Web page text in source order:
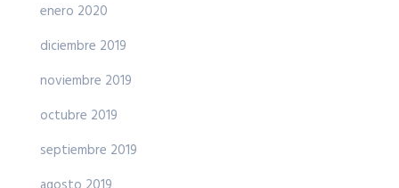
enero 2020
diciembre 2019
noviembre 2019
octubre 2019
septiembre 2019